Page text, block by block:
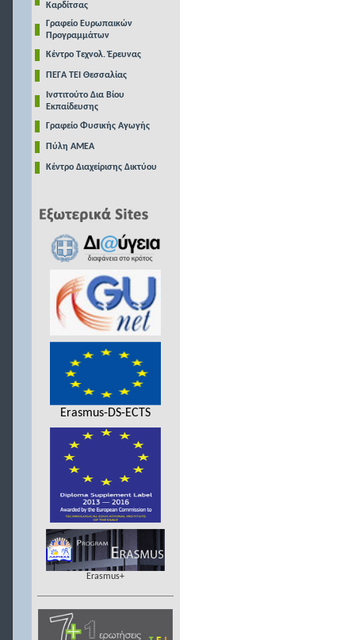
Καρδίτσας
Γραφείο Ευρωπαικών
Προγραμμάτων
Κέντρο Τεχνολ. Έρευνας
ΠΕΓΑ ΤΕΙ Θεσσαλίας
Ινστιτούτο Δια Βίου
Εκπαίδευσης
Γραφείο Φυσικής Αγωγής
Πύλη ΑΜΕΑ
Κέντρο Διαχείρισης Δικτύου
Erasmus-DS-ECTS
Erasmus+